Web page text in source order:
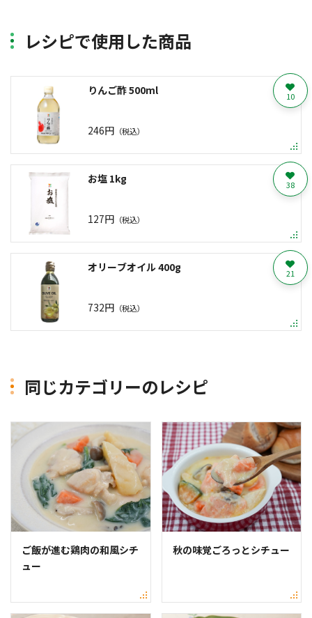
レシピで使用した商品
りんご酢 500ml
246円 （税込）
10
お塩 1kg
127円 （税込）
38
オリーブオイル 400g
732円 （税込）
21
同じカテゴリーのレシピ
ご飯が進む鶏肉の和風シチ
ュー
秋の味覚ごろっとシチュー